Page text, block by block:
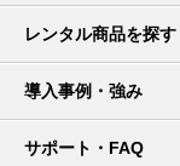
レンタル商品を探す
導入事例・強み
サポート・FAQ